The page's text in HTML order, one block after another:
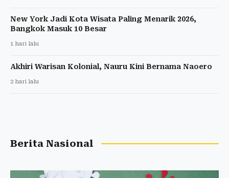
New York Jadi Kota Wisata Paling Menarik 2026,
Bangkok Masuk 10 Besar
1 hari lalu
Akhiri Warisan Kolonial, Nauru Kini Bernama Naoero
2 hari lalu
Berita Nasional